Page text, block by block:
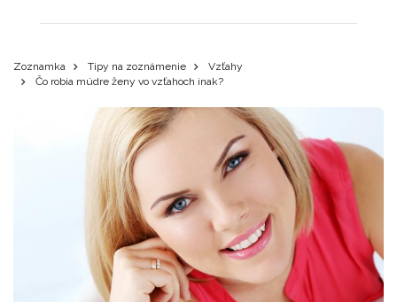
Zoznamka Tipy na zoznámenie
Vzťahy
Čo robia múdre ženy vo vzťahoch inak?